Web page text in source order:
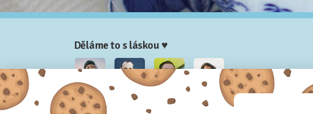
Děláme to s láskou ♥
Nela Josef Honza